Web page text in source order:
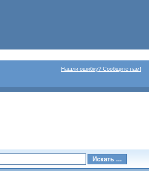
Нашли ошибку? Сообщите нам!